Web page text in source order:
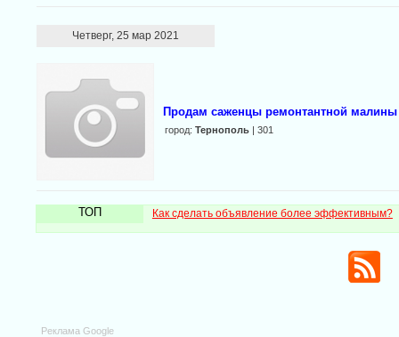
Четверг, 25 мар 2021
Продам саженцы ремонтантной
город: Тернополь| 301
ТОП Как сделать объявление более эффективным?
Реклама Google